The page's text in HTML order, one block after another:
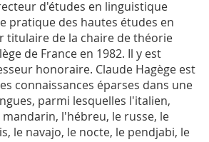
d'études en linguistique
pratique des hautes études en
titulaire de la chaire de théorie
de France en 1982. Il y est
honoraire. Claude Hagège est
connaissances éparses dans une
parmi lesquelles l'italien,
mandarin, l'hébreu, le russe, le
le navajo, le nocte, le pendjabi, le